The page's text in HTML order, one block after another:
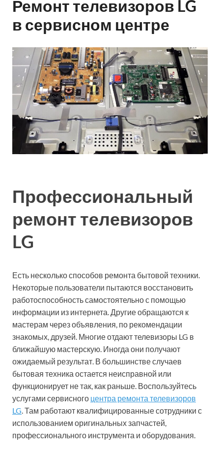
Ремонт телевизоров LG
в сервисном центре
Профессиональный
ремонт телевизоров
LG
Есть несколько способов ремонта бытовой техники.
Некоторые пользователи пытаются восстановить
работоспособность самостоятельно с помощью
информации из интернета. Другие обращаются к
мастерам через объявления, по рекомендации
знакомых, друзей. Многие отдают телевизоры LG в
ближайшую мастерскую. Иногда они получают
ожидаемый результат. В большинстве случаев
бытовая техника остается неисправной или
функционирует не так, как раньше. Воспользуйтесь
услугами сервисного центра ремонта телевизоров
LG. Там работают квалифицированные сотрудники с
использованием оригинальных запчастей,
профессионального инструмента и оборудования.